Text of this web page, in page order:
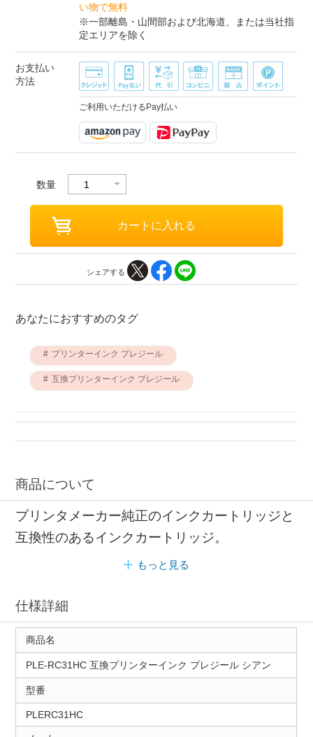
い物で無料
※一部離島・山間部および北海道、または当社指
定エリアを除く
お支払い
方法
ご利用いただけるPay払い
数量
シェアする
あなたにおすすめのタグ
プリンターインク プレジール
互換プリンターインク プレジール
商品について
プリンタメーカー純正のインクカートリッジと
互換性のあるインクカートリッジ。
もっと見る
仕様詳細
商品名
PLE-RC31HC 互換プリンターインク プレジール シアン
型番
PLERC31HC